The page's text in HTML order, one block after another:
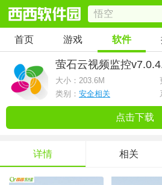
首页 游戏 软件
萤石云视频监控
大小： 203.6M
类别： 安全相关
点击下载
详情 相关